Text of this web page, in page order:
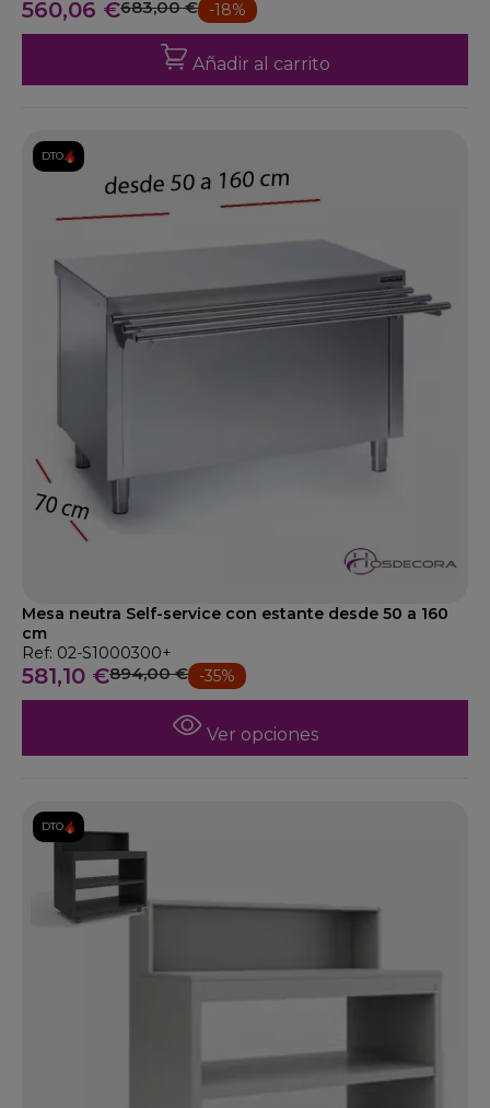
560,06 €683,00 € -18%
Añadir al carrito
DTO.
Mesa neutra Self-service con estante desde 50 a 160
cm
Ref: 02-S1000300+
581,10 €894,00 € -35%
Ver opciones
DTO.